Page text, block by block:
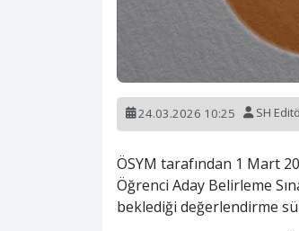
24.03.2026 10:25 SH
ÖSYM tarafından 1 Mart
Öğrenci Aday Belirleme
beklediği değerlendirme